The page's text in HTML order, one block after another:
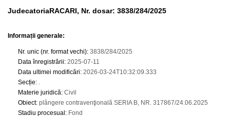
JudecatoriaRACARI, Nr. dosar: 3838/284/2025
Informații generale:
Nr. unic (nr. format vechi): 3838/284/2025
Data înregistrării: 2025-07-11
Data ultimei modificări: 2026-03-24T10:32:09.333
Secție: .
Materie juridică: Civil
Obiect: plângere contravenţională SERIA B, NR. 317867/24.06.2025
Stadiu procesual : Fond